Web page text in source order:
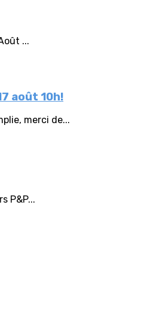
...
août 10h!
merci de...
P&P...